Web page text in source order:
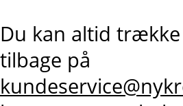
Du kan altid
tilbage på